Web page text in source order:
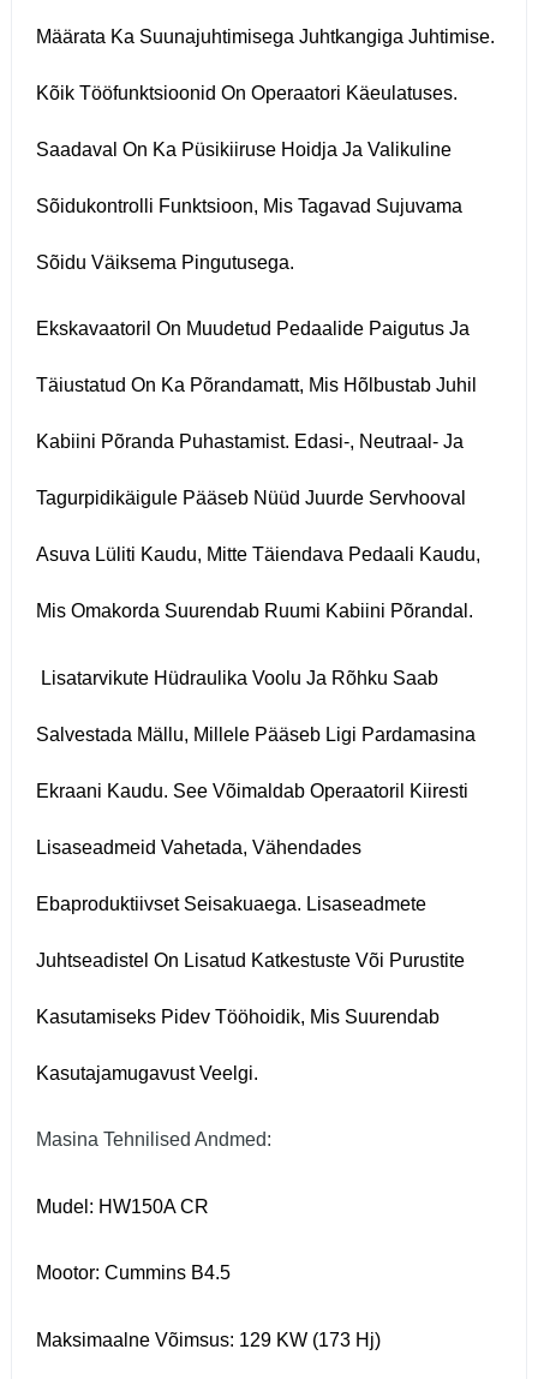
Määrata Ka Suunajuhtimisega Juhtkangiga Juhtimise.
Kõik Tööfunktsioonid On Operaatori Käeulatuses.
Saadaval On Ka Püsikiiruse Hoidja Ja Valikuline
Sõidukontrolli Funktsioon, Mis Tagavad Sujuvama
Sõidu Väiksema Pingutusega.
Ekskavaatoril On Muudetud Pedaalide Paigutus Ja
Täiustatud On Ka Põrandamatt, Mis Hõlbustab Juhil
Kabiini Põranda Puhastamist. Edasi-, Neutraal- Ja
Tagurpidikäigule Pääseb Nüüd Juurde Servhooval
Asuva Lüliti Kaudu, Mitte Täiendava Pedaali Kaudu,
Mis Omakorda Suurendab Ruumi Kabiini Põrandal.
Lisatarvikute Hüdraulika Voolu Ja Rõhku Saab
Salvestada Mällu, Millele Pääseb Ligi Pardamasina
Ekraani Kaudu. See Võimaldab Operaatoril Kiiresti
Lisaseadmeid Vahetada, Vähendades
Ebaproduktiivset Seisakuaega. Lisaseadmete
Juhtseadistel On Lisatud Katkestuste Või Purustite
Kasutamiseks Pidev Tööhoidik, Mis Suurendab
Kasutajamugavust Veelgi.
Masina Tehnilised Andmed:
Mudel: HW150A CR
Mootor: Cummins B4.5
Maksimaalne Võimsus: 129 KW (173 Hj)